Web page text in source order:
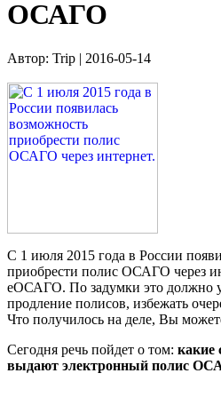
ОСАГО
Автор: Trip | 2016-05-14
С 1 июля 2015 года в России
приобрести полис ОСАГО через
еОСАГО. По задумки это должно
продление полисов, избежать
Что получилось на деле, Вы
Сегодня речь пойдет о том: какие
выдают электронный полис